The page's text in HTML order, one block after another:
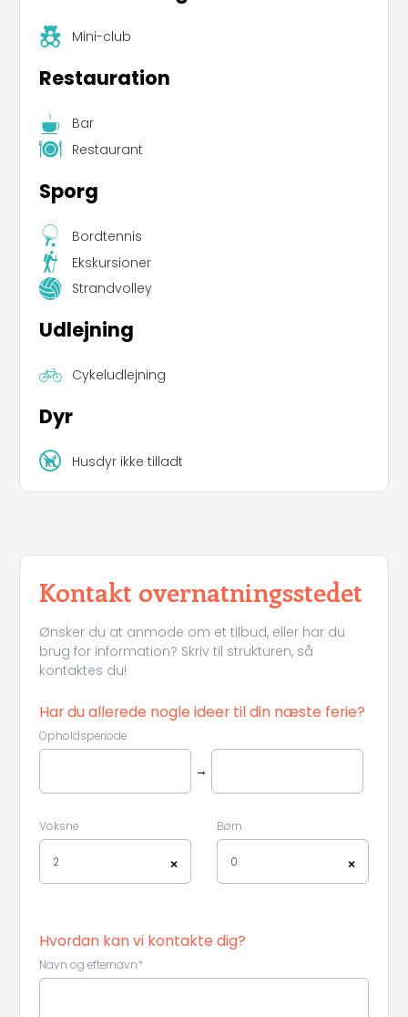
Mini-club
Restauration
Bar
Restaurant
Sporg
Bordtennis
Ekskursioner
Strandvolley
Udlejning
Cykeludlejning
Dyr
Husdyr ikke tilladt
Kontakt overnatningsstedet
Ønsker du at anmode om et tilbud, eller har du
brug for information? Skriv til strukturen, så
kontaktes du!
Har du allerede nogle ideer til din næste ferie?
Opholdsperiode
→
Voksne
×
2
Børn
×
0
Hvordan kan vi kontakte dig?
Navn og efternavn*